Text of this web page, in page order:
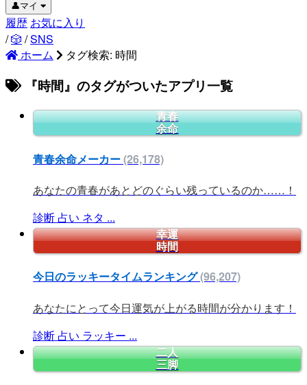
👤マイ
履歴 お気に入り
/🎲 /SNS
ホーム
タグ検索: 時間
『時間』のタグがついたアプリ一覧
青春
余命
青春余命メーカー(26,178)
あなたの青春があとどのぐらい残っているのか……！
診断 占い ネタ ...
幸運
時間
今日のラッキータイムランキング(96,207)
あなたにとって今日運気が上がる時間が分かります！
診断 占い ラッキー ...
二人
三脚